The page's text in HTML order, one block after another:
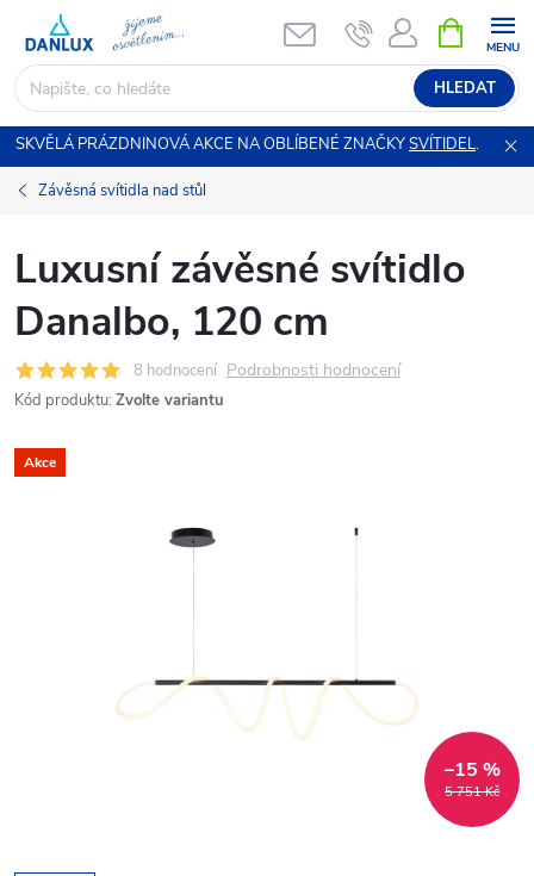
obsah
HLEDAT
NÁKUPNÍ
KOŠÍK
SKVĚLÁ PRÁZDNINOVÁ AKCE NA OBLÍBENÉ ZNAČKYSVÍTIDEL.
Závěsná svítidla nad stůl
Luxusní závěsné svítidlo
Danalbo, 120 cm
8 hodnocení Podrobnosti hodnocení
Kód produktu: Zvolte variantu
Akce
5 751 Kč
–15 %